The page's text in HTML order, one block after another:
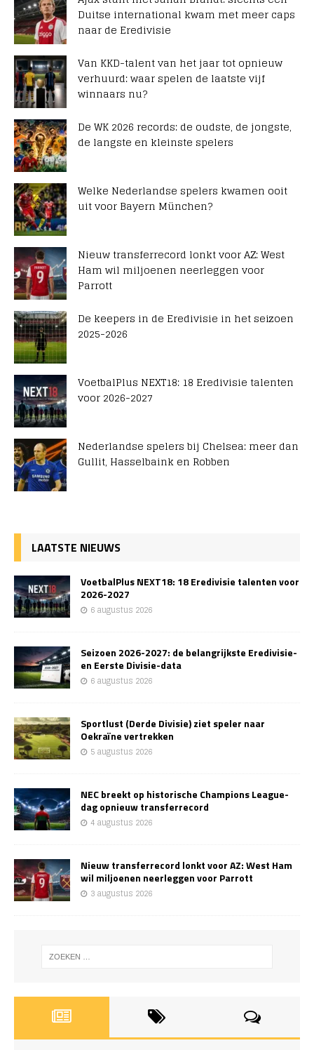
Duitse international kwam met meer caps
naar de Eredivisie
Van KKD-talent van het jaar tot opnieuw
verhuurd: waar spelen de laatste vijf
winnaars nu?
De WK 2026 records: de oudste, de jongste,
de langste en kleinste spelers
Welke Nederlandse spelers kwamen ooit
uit voor Bayern München?
Nieuw transferrecord lonkt voor AZ: West
Ham wil miljoenen neerleggen voor
Parrott
De keepers in de Eredivisie in het seizoen
2025-2026
VoetbalPlus NEXT18: 18 Eredivisie talenten
voor 2026-2027
Nederlandse spelers bij Chelsea: meer dan
Gullit, Hasselbaink en Robben
LAATSTE NIEUWS
VoetbalPlus NEXT18: 18 Eredivisie talenten voor
2026-2027
6 augustus 2026
Seizoen 2026-2027: de belangrijkste Eredivisie-
en Eerste Divisie-data
6 augustus 2026
Sportlust (Derde Divisie) ziet speler naar
Oekraïne vertrekken
5 augustus 2026
NEC breekt op historische Champions League-
dag opnieuw transferrecord
4 augustus 2026
Nieuw transferrecord lonkt voor AZ: West Ham
wil miljoenen neerleggen voor Parrott
3 augustus 2026